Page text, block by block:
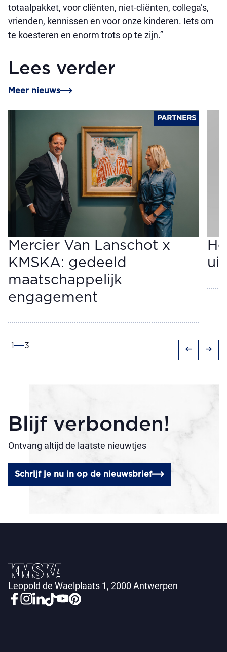
totaalpakket, voor cliënten, niet-cliënten, collega’s,
vrienden, kennissen en voor onze kinderen. Iets om
te koesteren en enorm trots op te zijn.”
Lees verder
Meer nieuws
PARTNERS
Mercier Van Lanschot x
KMSKA: gedeeld
maatschappelijk
engagement
1 3 arrow_left_alt arrow_right_alt
Blijf verbonden!
Ontvang altijd de laatste nieuwtjes
Schrijf je nu in op de nieuwsbrief
Leopold de Waelplaats 1, 2000 Antwerpen